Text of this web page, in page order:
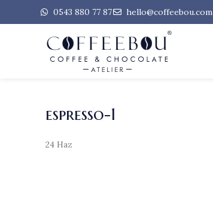
0543 880 77 87 hello@coffeebou.com
espresso-1
24 Haz